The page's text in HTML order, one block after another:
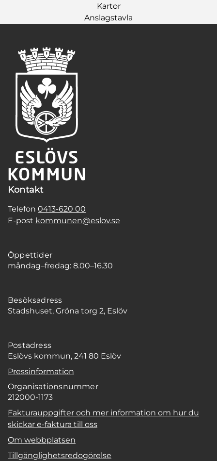
Kartor
Anslagstavla
Kontakt
Telefon 0413-620 00
E-post kommunen@eslov.se
Öppettider
måndag–fredag: 8.00–16.30
Besöksadress
Stadshuset, Gröna torg 2, Eslöv
Postadress
Eslövs kommun, 241 80 Eslöv
Pressinformation
Organisationsnummer
212000-1173
Fakturauppgifter och mer information om hur du
skickar e-faktura till oss
Om webbplatsen
Tillgänglighetsredogörelse